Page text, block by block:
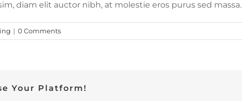
diam elit auctor nibh, at molestie eros purus sed massa.
| 0 Comments
Your Platform!